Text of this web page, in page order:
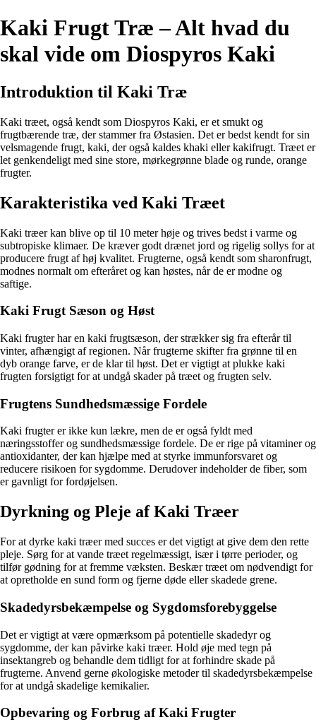
Kaki Frugt Træ – Alt hvad du
skal vide om Diospyros Kaki
Introduktion til Kaki Træ
Kaki træet, også kendt som Diospyros Kaki, er et smukt og
frugtbærende træ, der stammer fra Østasien. Det er bedst kendt for sin
velsmagende frugt, kaki, der også kaldes khaki eller kakifrugt. Træet er
let genkendeligt med sine store, mørkegrønne blade og runde, orange
frugter.
Karakteristika ved Kaki Træet
Kaki træer kan blive op til 10 meter høje og trives bedst i varme og
subtropiske klimaer. De kræver godt drænet jord og rigelig sollys for at
producere frugt af høj kvalitet. Frugterne, også kendt som sharonfrugt,
modnes normalt om efteråret og kan høstes, når de er modne og
saftige.
Kaki Frugt Sæson og Høst
Kaki frugter har en kaki frugtsæson, der strækker sig fra efterår til
vinter, afhængigt af regionen. Når frugterne skifter fra grønne til en
dyb orange farve, er de klar til høst. Det er vigtigt at plukke kaki
frugten forsigtigt for at undgå skader på træet og frugten selv.
Frugtens Sundhedsmæssige Fordele
Kaki frugter er ikke kun lækre, men de er også fyldt med
næringsstoffer og sundhedsmæssige fordele. De er rige på vitaminer og
antioxidanter, der kan hjælpe med at styrke immunforsvaret og
reducere risikoen for sygdomme. Derudover indeholder de fiber, som
er gavnligt for fordøjelsen.
Dyrkning og Pleje af Kaki Træer
For at dyrke kaki træer med succes er det vigtigt at give dem den rette
pleje. Sørg for at vande træet regelmæssigt, især i tørre perioder, og
tilfør gødning for at fremme væksten. Beskær træet om nødvendigt for
at opretholde en sund form og fjerne døde eller skadede grene.
Skadedyrsbekæmpelse og Sygdomsforebyggelse
Det er vigtigt at være opmærksom på potentielle skadedyr og
sygdomme, der kan påvirke kaki træer. Hold øje med tegn på
insektangreb og behandle dem tidligt for at forhindre skade på
frugterne. Anvend gerne økologiske metoder til skadedyrsbekæmpelse
for at undgå skadelige kemikalier.
Opbevaring og Forbrug af Kaki Frugter